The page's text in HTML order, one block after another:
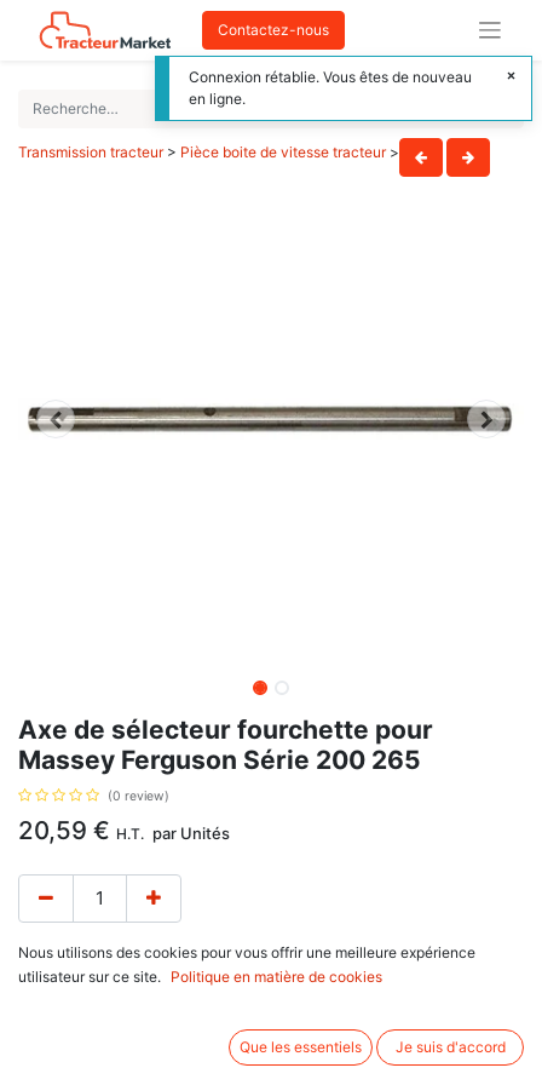
Contactez-nous
Transmission tracteur> Pièce boite de vitesse tracteur>
Axe de sélecteur fourchette pour
Massey Ferguson Série 200 265
(0 review)
20,59 € H.T. par Unités
200 Series : 235, 240, 245, 250, 253, 255, 260, 265, 275, 283,
Nous utilisons des cookies pour vous offrir une meilleure expérience
utilisateur sur ce site.
Politique en matière de cookies
Que les essentiels Je suis d'accord
Connexion rétablie. Vous êtes de nouveau
en ligne.